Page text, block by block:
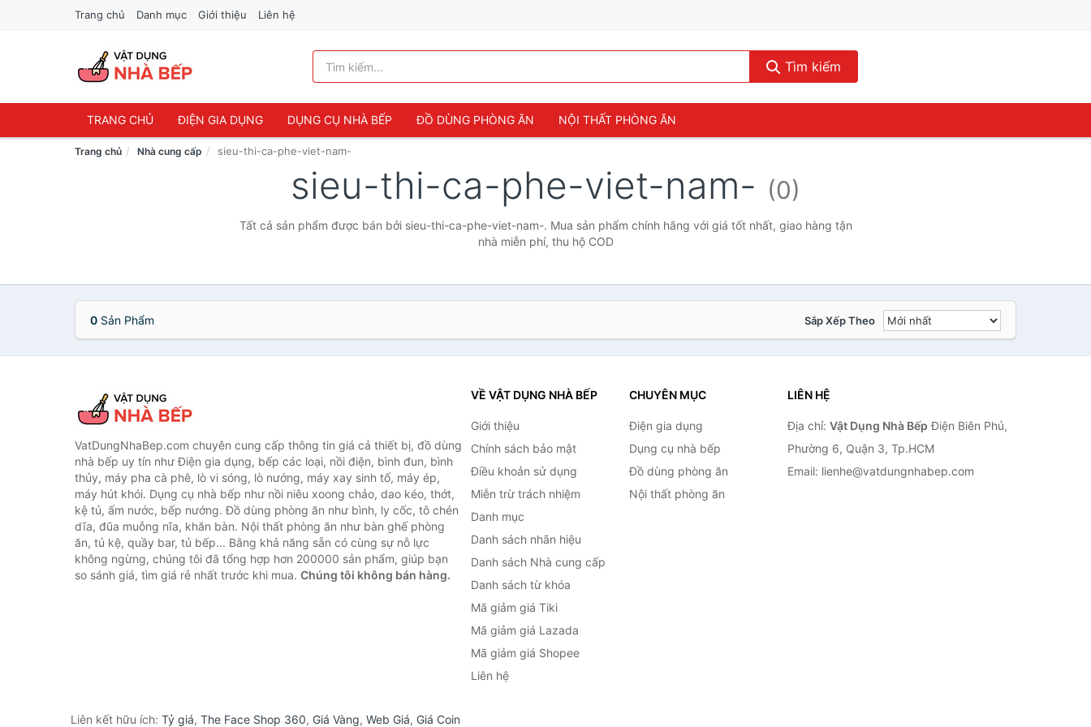
Trang chủ Danh mục Giới thiệu Liên hệ
Tìm kiếm
TRANG CHỦ ĐIỆN GIA DỤNG DỤNG CỤ NHÀ BẾP ĐỒ DÙNG PHÒNG ĂN NỘI THẤT PHÒNG ĂN
Trang chủ Nhà cung cấp sieu-thi-ca-phe-viet-nam-
sieu-thi-ca-phe-viet-nam- (0)
Tất cả sản phẩm được bán bởi sieu-thi-ca-phe-viet-nam-. Mua sản phẩm chính hãng với giá tốt nhất, giao hàng tận
nhà miễn phí, thu hộ COD
0 Sản Phẩm Sắp Xếp Theo
VatDungNhaBep.com chuyên cung cấp thông tin giá cả thiết bị, đồ dùng
nhà bếp uy tín như Điện gia dụng, bếp các loại, nồi điện, bình đun, bình
thủy, máy pha cà phê, lò vi sóng, lò nướng, máy xay sinh tố, máy ép,
máy hút khói. Dụng cụ nhà bếp như nồi niêu xoong chảo, dao kéo, thớt,
kệ tủ, ấm nước, bếp nướng. Đồ dùng phòng ăn như bình, ly cốc, tô chén
dĩa, đũa muỗng nĩa, khăn bàn. Nội thất phòng ăn như bàn ghế phòng
ăn, tủ kệ, quầy bar, tủ bếp... Bằng khả năng sẵn có cùng sự nỗ lực
không ngừng, chúng tôi đã tổng hợp hơn 200000 sản phẩm, giúp bạn
so sánh giá, tìm giá rẻ nhất trước khi mua. Chúng tôi không bán hàng.
VỀ VẬT DỤNG NHÀ BẾP
Giới thiệu
Chính sách bảo mật
Điều khoản sử dụng
Miễn trừ trách nhiệm
Danh mục
Danh sách nhãn hiệu
Danh sách Nhà cung cấp
Danh sách từ khóa
Mã giảm giá Tiki
Mã giảm giá Lazada
Mã giảm giá Shopee
Liên hệ
CHUYÊN MỤC
Điện gia dụng
Dụng cụ nhà bếp
Đồ dùng phòng ăn
Nội thất phòng ăn
LIÊN HỆ
Địa chỉ: Vật Dụng Nhà Bếp Điện Biên Phủ,
Phường 6, Quận 3, Tp.HCM
Email: lienhe@vatdungnhabep.com
Liên kết hữu ích: Tỷ giá, The Face Shop 360, Giá Vàng, Web Giá, Giá Coin